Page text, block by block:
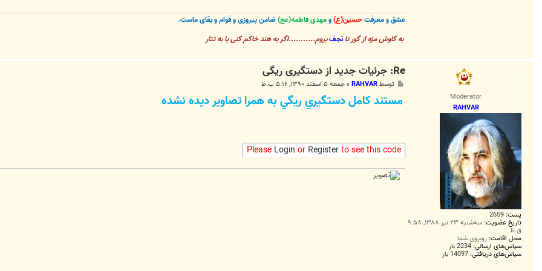
عشق و معرفتحسین(ع)ومهدی فاطمه(عج)ضامن پیروزی و قوام و بقای ماست.
به کاوش مژه از گور تا نجفبروم...........اگر به هند خاکم کنی یا به تتار
Moderator
RAHVAR
پست: 2659
تاریخ عضویت: سه‌شنبه ۲۳ تیر ۱۳۸۸, ۹:۵۸
ق.ظ
محل اقامت: روبروی شما
سپاس‌های ارسالی: 2234 بار
سپاس‌های دریافتی: 14097 بار
Re: جرئیات جدید از دستگیری ریگی
ت
توسطRAHVAR
»جمعه ۵ اسفند ۱۳۹۰, ۵:۱۶ ب.ظ
مستند کامل دستگيري ريگي به همرا تصاوير ديده نشده
Please Login or Registerto see this code